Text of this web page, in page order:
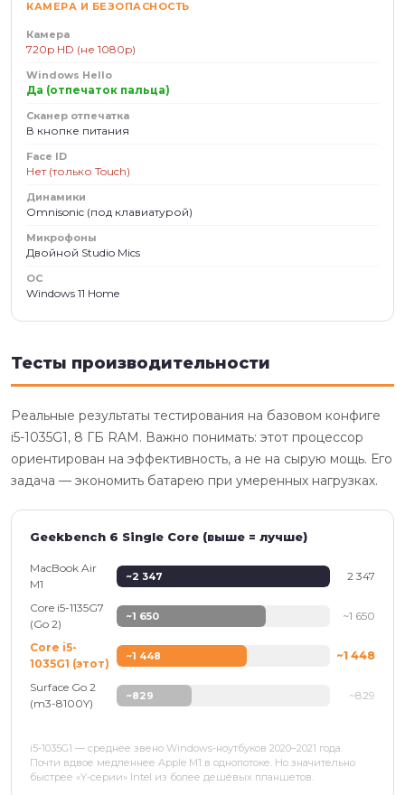
КАМЕРА И БЕЗОПАСНОСТЬ
Камера
720p HD (не 1080p)
Windows Hello
Да (отпечаток пальца)
Сканер отпечатка
В кнопке питания
Face ID
Нет (только Touch)
Динамики
Omnisonic (под клавиатурой)
Микрофоны
Двойной Studio Mics
ОС
Windows 11 Home
Тесты производительности
Реальные результаты тестирования на базовом конфиге
i5-1035G1, 8 ГБ RAM. Важно понимать: этот процессор
ориентирован на эффективность, а не на сырую мощь. Его
задача — экономить батарею при умеренных нагрузках.
Geekbench 6 Single Core (выше = лучше)
MacBook Air
M1
~2 347 2 347
Core i5-1135G7
(Go 2)
~1 650 ~1 650
Core i5-
1035G1 (этот)
~1 448 ~1 448
Surface Go 2
(m3-8100Y)
~829 ~829
i5-1035G1 — среднее звено Windows-ноутбуков 2020–2021 года.
Почти вдвое медленнее Apple M1 в однопотоке. Но значительно
быстрее «Y-серии» Intel из более дешёвых планшетов.